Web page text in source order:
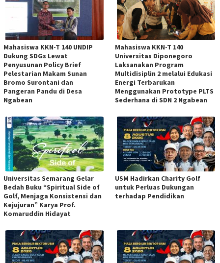
Mahasiswa KKN-T 140 UNDIP
Dukung SDGs Lewat
Penyusunan Policy Brief
Pelestarian Makam Sunan
Bromo Surontani dan
Pangeran Pandu di Desa
Ngabean
Mahasiswa KKN-T 140
Universitas Diponegoro
Laksanakan Program
Multidisiplin 2 melalui Edukasi
Energi Terbarukan
Menggunakan Prototype PLTS
Sederhana di SDN 2 Ngabean
Universitas Semarang Gelar
Bedah Buku “Spiritual Side of
Golf, Menjaga Konsistensi dan
Kejujuran” Karya Prof.
Komaruddin Hidayat
USM Hadirkan Charity Golf
untuk Perluas Dukungan
terhadap Pendidikan